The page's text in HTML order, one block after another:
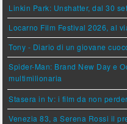
Linkin Park: Unshatter, dal 30
Locarno Film Festival 2026, al
Tony - Diario di un giovane
Spider-Man: Brand New Day e
multimilionaria
Stasera in tv: i film da non
Venezia 83, a Serena Rossi il